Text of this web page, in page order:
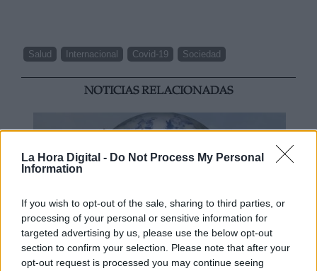
La Hora Digital - Do Not Process My Personal
Information
If you wish to opt-out of the sale, sharing to third parties, or
processing of your personal or sensitive information for
targeted advertising by us, please use the below opt-out
section to confirm your selection. Please note that after your
opt-out request is processed you may continue seeing
Salud Internacional Covid-19 Sociedad
NOTICIAS RELACIONADAS